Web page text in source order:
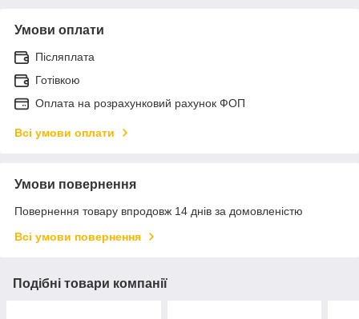
Умови оплати
Післяплата
Готівкою
Оплата на розрахунковий рахунок ФОП
Всі умови оплати
Умови повернення
Повернення товару впродовж 14 днів за домовленістю
Всі умови повернення
Подібні товари компанії